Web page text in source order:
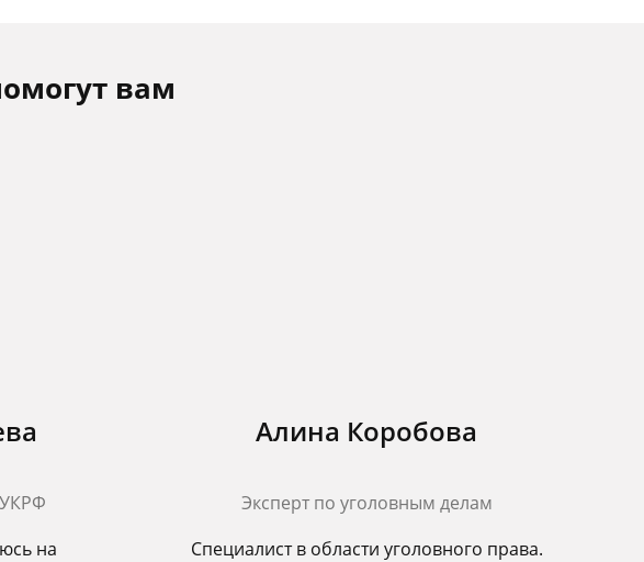
вам
на
Алина Коробова
Эксперт по уголовным делам
Специалист в области уголовного права.